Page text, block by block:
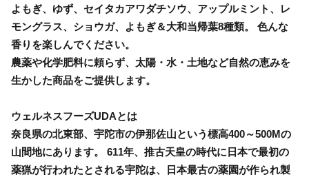
よもぎ、ゆず、セイタカアワダチソウ、アップルミント、レ
モングラス、ショウガ、よもぎ＆大和当帰葉8種類。 色んな
香りを楽しんでください。
農薬や化学肥料に頼らず、太陽・水・土地など自然の恵みを
生かした商品をご提供します。
ウェルネスフーズUDAとは
奈良県の北東部、宇陀市の伊那佐山という標高400～500Mの
山間地にあります。 611年、推古天皇の時代に日本で最初の
薬猟が行われたとされる宇陀は、日本最古の薬園が作られ製